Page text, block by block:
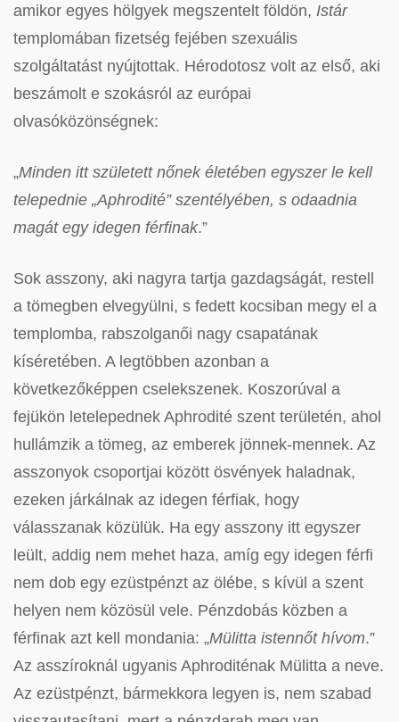
amikor egyes hölgyek megszentelt földön, Istár
templomában fizetség fejében szexuális
szolgáltatást nyújtottak. Hérodotosz volt az első, aki
beszámolt e szokásról az európai
olvasóközönségnek:
„Minden itt született nőnek életében egyszer le kell
telepednie „Aphrodité” szentélyében, s odaadnia
magát egy idegen férfinak.”
Sok asszony, aki nagyra tartja gazdagságát, restell
a tömegben elvegyülni, s fedett kocsiban megy el a
templomba, rabszolganői nagy csapatának
kíséretében. A legtöbben azonban a
következőképpen cselekszenek. Koszorúval a
fejükön letelepednek Aphrodité szent területén, ahol
hullámzik a tömeg, az emberek jönnek-mennek. Az
asszonyok csoportjai között ösvények haladnak,
ezeken járkálnak az idegen férfiak, hogy
válasszanak közülük. Ha egy asszony itt egyszer
leült, addig nem mehet haza, amíg egy idegen férfi
nem dob egy ezüstpénzt az ölébe, s kívül a szent
helyen nem közösül vele. Pénzdobás közben a
férfinak azt kell mondania: „Mülitta istennőt hívom.”
Az asszíroknál ugyanis Aphroditénak Mülitta a neve.
Az ezüstpénzt, bármekkora legyen is, nem szabad